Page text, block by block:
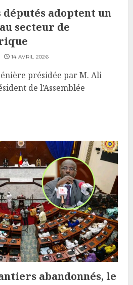
adoptent un
secteur de
14 AVRIL 2026
présidée par M. Ali
de l’Assemblée
abandonnés, le